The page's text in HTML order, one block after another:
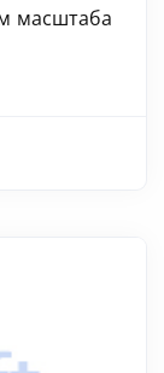
масштаба